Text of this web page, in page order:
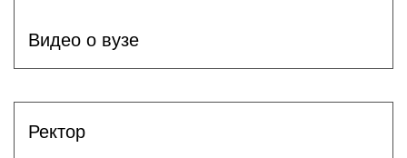
Видео о вузе
Ректор